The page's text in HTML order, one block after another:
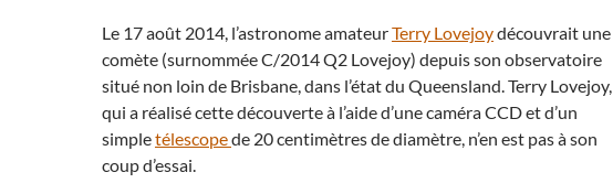
Le 17 août 2014, l’astronome amateurTerry Lovejoydécouvrait une
comète (surnommée C/2014 Q2 Lovejoy) depuis son observatoire
situé non loin de Brisbane, dans l’état du Queensland. Terry Lovejoy,
qui a réalisé cette découverte à l’aide d’une caméra CCD et d’un
simpletélescopede 20 centimètres de diamètre, n’en est pas à son
coup d’essai.